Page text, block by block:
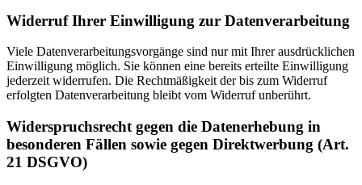
Widerruf Ihrer Einwilligung zur Datenverarbeitung
Viele Datenverarbeitungsvorgänge sind nur mit Ihrer ausdrücklichen
Einwilligung möglich. Sie können eine bereits erteilte Einwilligung
jederzeit widerrufen. Die Rechtmäßigkeit der bis zum Widerruf
erfolgten Datenverarbeitung bleibt vom Widerruf unberührt.
Widerspruchsrecht gegen die Datenerhebung in
besonderen Fällen sowie gegen Direktwerbung (Art.
21 DSGVO)